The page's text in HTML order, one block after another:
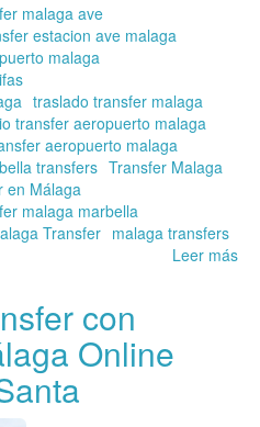
malaga ave
estacion ave malaga
malaga
traslado transfer malaga
transfer aeropuerto malaga
aeropuerto malaga
transfers Transfer Malaga
en Málaga
malaga marbella
Transfer malaga transfers
Leer más
con
Online